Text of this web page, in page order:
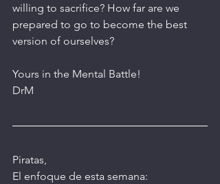
willing to sacrifice? How far are we
prepared to go to become the best
version of ourselves?
Yours in the Mental Battle!
DrM
Piratas,
El enfoque de esta semana: